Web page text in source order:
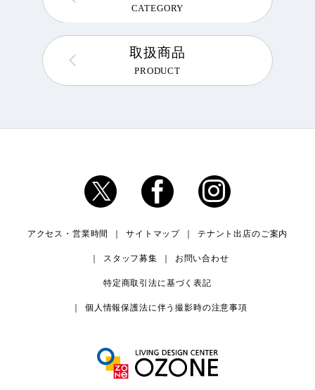
CATEGORY
取扱商品
PRODUCT
アクセス・営業時間 サイトマップ テナント出店のご案内
スタッフ募集 お問い合わせ
特定商取引法に基づく表記
個人情報保護法に伴う撮影時の注意事項